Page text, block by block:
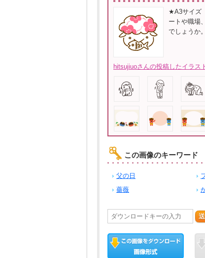
★A3サイズ
ートや職場
でしょうか
hitsujiuoさんの投稿したイラス
この画像のキーワード
父の日
薔薇